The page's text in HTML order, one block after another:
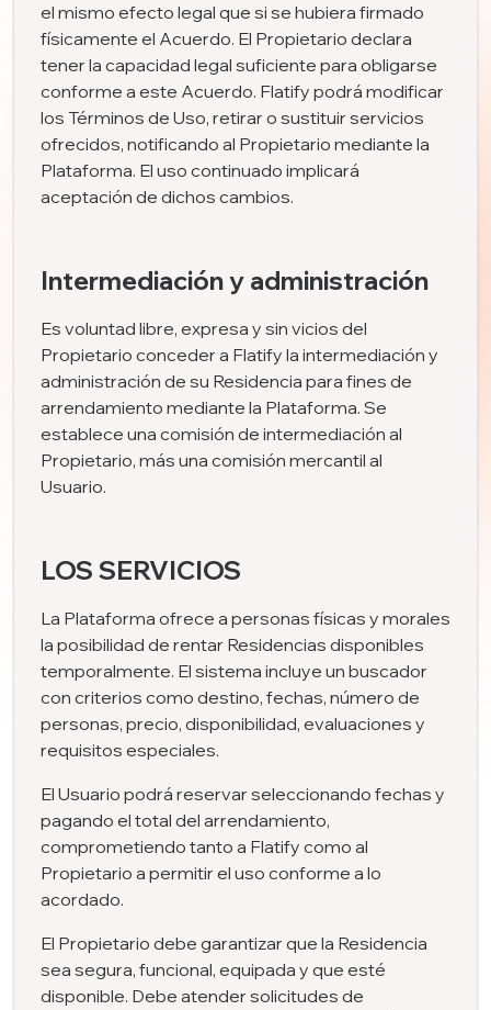
el mismo efecto legal que si se hubiera firmado
físicamente el Acuerdo. El Propietario declara
tener la capacidad legal suficiente para obligarse
conforme a este Acuerdo. Flatify podrá modificar
los Términos de Uso, retirar o sustituir servicios
ofrecidos, notificando al Propietario mediante la
Plataforma. El uso continuado implicará
aceptación de dichos cambios.
Intermediación y administración
Es voluntad libre, expresa y sin vicios del
Propietario conceder a Flatify la intermediación y
administración de su Residencia para fines de
arrendamiento mediante la Plataforma. Se
establece una comisión de intermediación al
Propietario, más una comisión mercantil al
Usuario.
LOS SERVICIOS
La Plataforma ofrece a personas físicas y morales
la posibilidad de rentar Residencias disponibles
temporalmente. El sistema incluye un buscador
con criterios como destino, fechas, número de
personas, precio, disponibilidad, evaluaciones y
requisitos especiales.
El Usuario podrá reservar seleccionando fechas y
pagando el total del arrendamiento,
comprometiendo tanto a Flatify como al
Propietario a permitir el uso conforme a lo
acordado.
El Propietario debe garantizar que la Residencia
sea segura, funcional, equipada y que esté
disponible. Debe atender solicitudes de